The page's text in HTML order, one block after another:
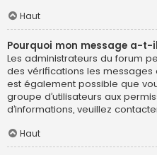
Haut
Pourquoi mon message a-t-
Les administrateurs du forum
des vérifications les messages
est également possible que
groupe d’utilisateurs aux
d’informations, veuillez
Haut